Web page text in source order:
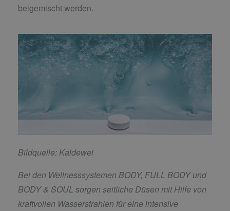
beigemischt werden.
Bildquelle: Kaldewei
Bei den Wellnesssystemen BODY, FULL BODY und
BODY & SOUL sorgen seitliche Düsen mit Hilfe von
kraftvollen Wasserstrahlen für eine intensive